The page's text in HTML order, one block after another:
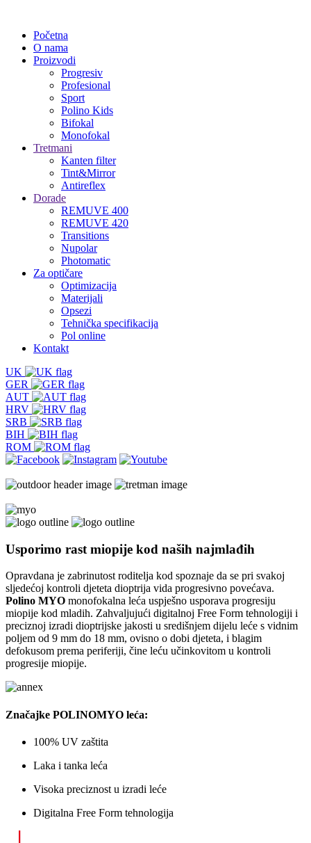
Početna
O nama
Proizvodi
Progresiv
Profesional
Sport
Polino Kids
Bifokal
Monofokal
Tretmani
Kanten filter
Tint&Mirror
Antireflex
Dorade
REMUVE 400
REMUVE 420
Transitions
Nupolar
Photomatic
Za optičare
Optimizacija
Materijali
Opsezi
Tehnička specifikacija
Pol online
Kontakt
UK
GER
AUT
HRV
SRB
BIH
ROM
Usporimo rast miopije kod naših najmlađih
Opravdana je zabrinutost roditelja kod spoznaje da se pri svakoj
sljedećoj kontroli djeteta dioptrija vida progresivno povećava.
Polino MYO monofokalna leća uspješno usporava progresiju
miopije kod mladih. Zahvaljujući digitalnoj Free Form tehnologiji i
preciznoj izradi dioptrijske jakosti u središnjem dijelu leće s vidnim
poljem od 9 mm do 18 mm, ovisno o dobi djeteta, i blagim
defokusom prema periferiji, čine leću učinkovitom u kontroli
progresije miopije.
Značajke POLINOMYO leća:
100% UV zaštita
Laka i tanka leća
Visoka preciznost u izradi leće
Digitalna Free Form tehnologija